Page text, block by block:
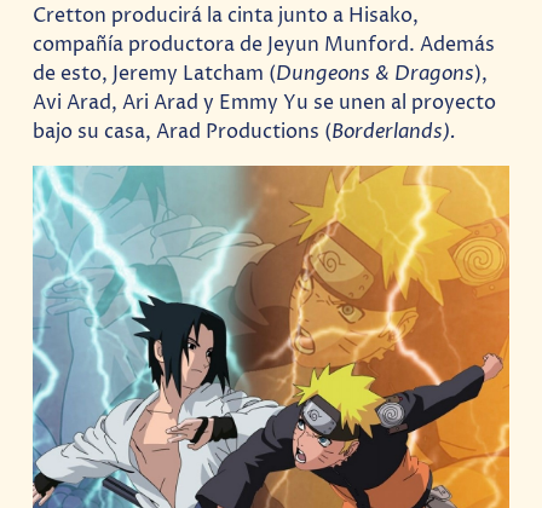
Cretton producirá la cinta junto a Hisako,
compañía productora de Jeyun Munford. Además
de esto, Jeremy Latcham (Dungeons & Dragons),
Avi Arad, Ari Arad y Emmy Yu se unen al proyecto
bajo su casa, Arad Productions (Borderlands).